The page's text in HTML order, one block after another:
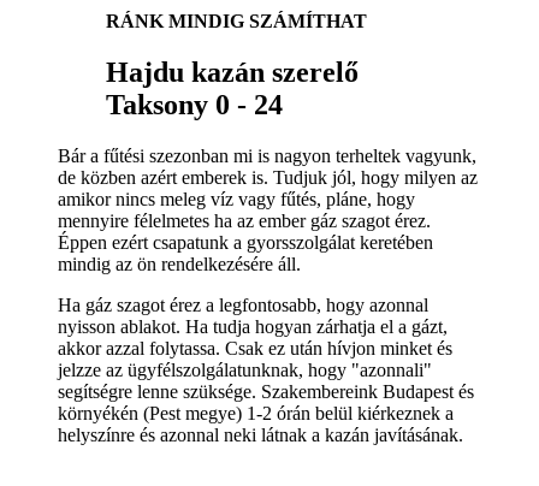
RÁNK MINDIG SZÁMÍTHAT
Hajdu kazán szerelő
Taksony 0 - 24
Bár a fűtési szezonban mi is nagyon terheltek vagyunk,
de közben azért emberek is. Tudjuk jól, hogy milyen az
amikor nincs meleg víz vagy fűtés, pláne, hogy
mennyire félelmetes ha az ember gáz szagot érez.
Éppen ezért csapatunk a gyorsszolgálat keretében
mindig az ön rendelkezésére áll.
Ha gáz szagot érez a legfontosabb, hogy azonnal
nyisson ablakot. Ha tudja hogyan zárhatja el a gázt,
akkor azzal folytassa. Csak ez után hívjon minket és
jelzze az ügyfélszolgálatunknak, hogy "azonnali"
segítségre lenne szüksége. Szakembereink Budapest és
környékén (Pest megye) 1-2 órán belül kiérkeznek a
helyszínre és azonnal neki látnak a kazán javításának.